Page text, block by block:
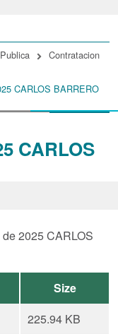
CARLOS
a laContratacion
CARLOS BARRERO
2025 CARLOS
Size
225.94 KB